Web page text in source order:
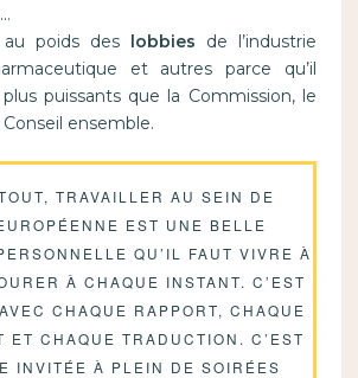
poids des lobbies de l’industrie
et autres parce qu’il
puissants que la Commission, le
ensemble.
TRAVAILLER AU SEIN DE
EST UNE BELLE
QU’IL FAUT VIVRE À
À CHAQUE INSTANT. C’EST
CHAQUE RAPPORT, CHAQUE
ET CHAQUE TRADUCTION. C’EST
INVITÉE À PLEIN DE SOIRÉES